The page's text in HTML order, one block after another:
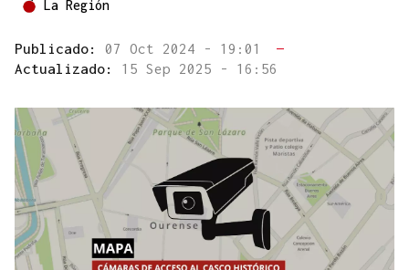
La Región
Publicado: 07 Oct 2024 - 19:01
—
Actualizado: 15 Sep 2025 - 16:56